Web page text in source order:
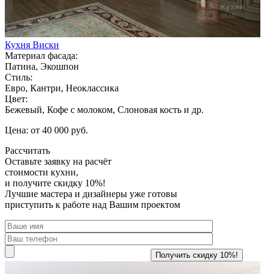
Кухня Виски
Материал фасада:
Патина, Экошпон
Стиль:
Евро, Кантри, Неоклассика
Цвет:
Бежевый, Кофе с молоком, Слоновая кость и др.
Цена: от 40 000 руб.
Рассчитать
Оставьте заявку на расчёт
стоимости кухни,
и получите скидку 10%!
Лучшие мастера и дизайнеры уже готовы
приступить к работе над Вашим проектом